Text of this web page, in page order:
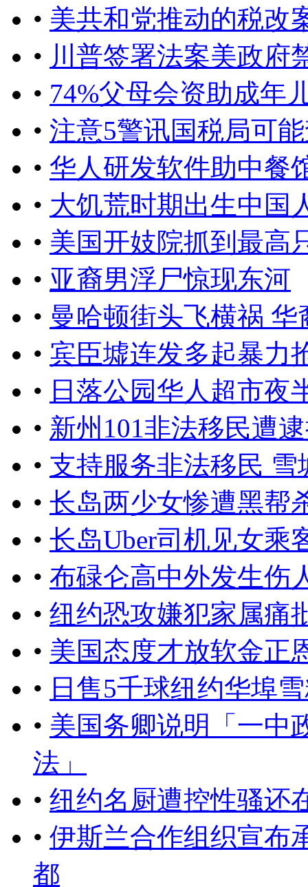
• 美共和党推动的税改
• 川普签署法案美政府
• 74%父母会资助成年
• 注意5警讯国税局可
• 华人研发软件助中餐
• 大饥荒时期出生中国
• 美国开妓院抓到最高
• 亚裔男浮尸惊现东河
• 曼哈顿街头飞横祸
• 宾臣墟连发多起暴力
• 日落公园华人超市夜
• 新州101非法移民遭
• 支持服务非法移民
• 长岛两少女惨遭黑帮
• 长岛Uber司机见女乘
• 布碌仑高中外发生伤
• 纽约恐攻嫌犯家属痛
• 美国态度才放软金正
• 日售5千球纽约华埠
• 美国务卿说明「一中
法」
• 纽约名厨遭控性骚
• 伊斯兰合作组织宣布
都